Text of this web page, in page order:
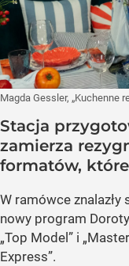
Magda Gessler, „Kuchenne
Stacja
zamierza
formatów,
W ramówce znalazły
nowy program
„Top Model” i
Express”.